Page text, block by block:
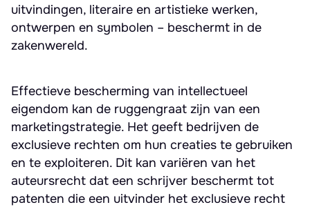
uitvindingen, literaire en artistieke werken,
ontwerpen en symbolen – beschermt in de
zakenwereld.
Effectieve bescherming van intellectueel
eigendom kan de ruggengraat zijn van een
marketingstrategie. Het geeft bedrijven de
exclusieve rechten om hun creaties te gebruiken
en te exploiteren. Dit kan variëren van het
auteursrecht dat een schrijver beschermt tot
patenten die een uitvinder het exclusieve recht